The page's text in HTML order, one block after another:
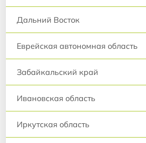
Дальний Восток
Еврейская автономная область
Забайкальский край
Ивановская область
Иркутская область